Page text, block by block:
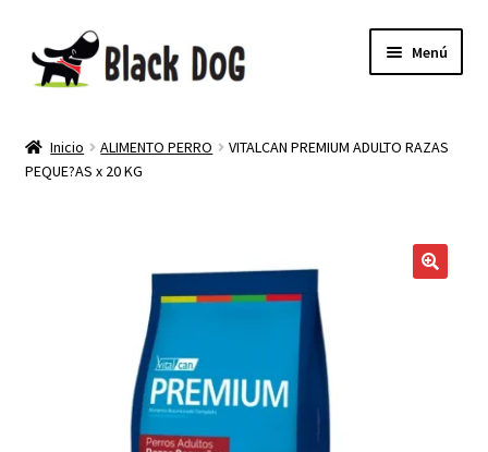
Menú
TIENDA
Inicio ALIMENTO PERRO
VITALCAN PREMIUM ADULTO RAZAS
PEQUE?AS x 20 KG